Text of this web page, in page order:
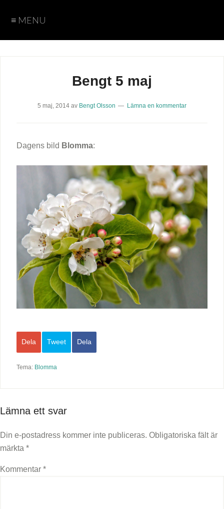
≡ MENU
text
text
Bengt 5 maj
5 maj, 2014 av Bengt Olsson Lämna en kommentar
Dagens bild Blomma:
Dela
Tweet
Dela
Tema: Blomma
Lämna ett svar
Din e-postadress kommer inte publiceras. Obligatoriska fält är
märkta *
Kommentar *